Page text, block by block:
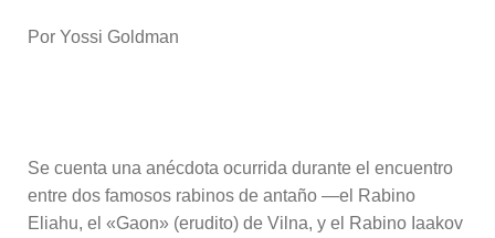
Por Yossi Goldman
Se cuenta una anécdota ocurrida durante el encuentro
entre dos famosos rabinos de antaño —el Rabino
Eliahu, el «Gaon» (erudito) de Vilna, y el Rabino Iaakov